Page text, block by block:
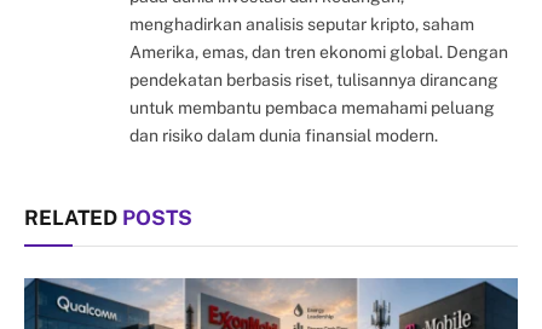
menghadirkan analisis seputar kripto, saham
Amerika, emas, dan tren ekonomi global. Dengan
pendekatan berbasis riset, tulisannya dirancang
untuk membantu pembaca memahami peluang
dan risiko dalam dunia finansial modern.
RELATED POSTS